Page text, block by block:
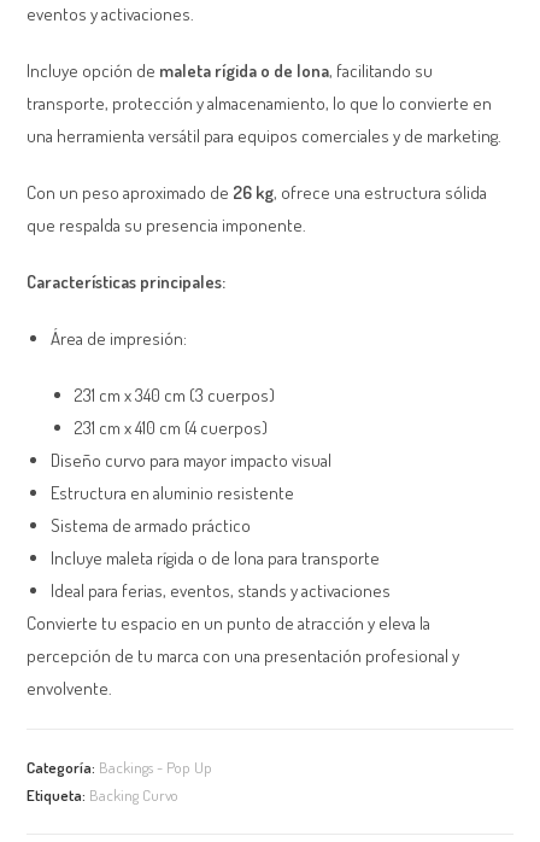
eventos y activaciones.
Incluye opción de maleta rígida o de lona, facilitando su
transporte, protección y almacenamiento, lo que lo convierte en
una herramienta versátil para equipos comerciales y de marketing.
Con un peso aproximado de 26 kg, ofrece una estructura sólida
que respalda su presencia imponente.
Características principales:
Área de impresión:
231 cm x 340 cm (3 cuerpos)
231 cm x 410 cm (4 cuerpos)
Diseño curvo para mayor impacto visual
Estructura en aluminio resistente
Sistema de armado práctico
Incluye maleta rígida o de lona para transporte
Ideal para ferias, eventos, stands y activaciones
Convierte tu espacio en un punto de atracción y eleva la
percepción de tu marca con una presentación profesional y
envolvente.
Categoría: Backings - Pop Up
Etiqueta: Backing Curvo